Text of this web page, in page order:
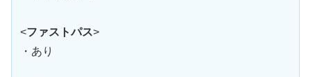
<ファストパス>
・あり